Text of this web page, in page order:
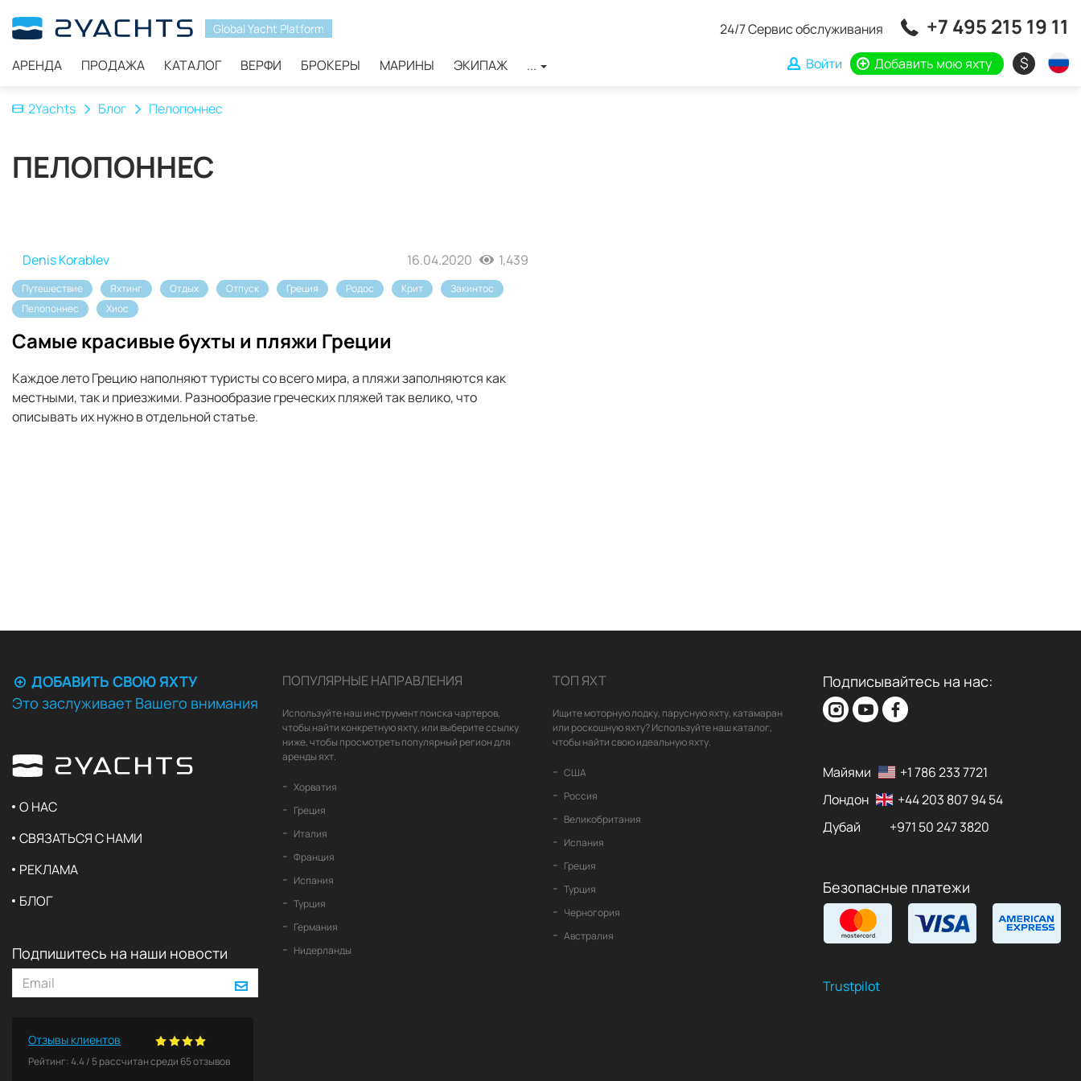
Global Yacht Platform
АРЕНДА ПРОДАЖА КАТАЛОГ ВЕРФИ БРОКЕРЫ МАРИНЫ ЭКИПАЖ ...
24/7 Сервис обслуживания +7 495 215 19 11
Войти Добавить мою яхту $
2Yachts Блог Пелопоннес
ПЕЛОПОННЕС
Denis Korablev 16.04.2020 1,439
Путешествие Яхтинг Отдых Отпуск Греция Родос Крит
Закинтос
Пелопоннес
Хиос
Самые красивые бухты и пляжи Греции
Каждое лето Грецию наполняют туристы со всего мира, а пляжи заполняются как
местными, так и приезжими. Разнообразие греческих пляжей так велико, что
описывать их нужно в отдельной статье.
ДОБАВИТЬ СВОЮ ЯХТУ
Это заслуживает Вашего внимания
О НАС
СВЯЗАТЬСЯ С НАМИ
РЕКЛАМА
БЛОГ
Подпишитесь на наши новости
Отзывы клиентов
Рейтинг:4.4/ 5рассчитан среди 65отзывов
ПОПУЛЯРНЫЕ НАПРАВЛЕНИЯ
Используйте наш инструмент поиска чартеров,
чтобы найти конкретную яхту, или выберите ссылку
ниже, чтобы просмотреть популярный регион для
аренды яхт.
Хорватия
Греция
Италия
Франция
Испания
Турция
Германия
Нидерланды
ТОП ЯХТ
Ищите моторную лодку, парусную яхту, катамаран
или роскошную яхту? Используйте наш каталог,
чтобы найти свою идеальную яхту.
США
Россия
Великобритания
Испания
Греция
Турция
Черногория
Австралия
Подписывайтесь на нас:
Майями
+1 786 233 7721
Лондон
+44 203 807 94 54
Дубай
+971 50 247 3820
Безопасные платежи
Trustpilot